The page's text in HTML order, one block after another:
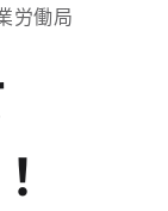
労働局